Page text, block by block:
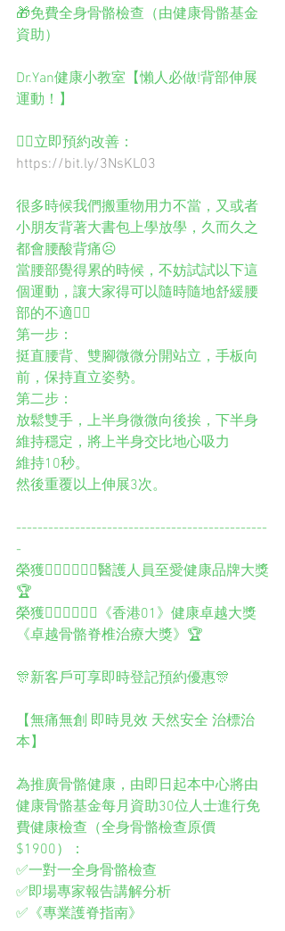
🎁免費全身骨骼檢查（由健康骨骼基金
資助）
Dr.Yan健康小教室【懶人必做!背部伸展
運動！】
👉🏻立即預約改善：
https://bit.ly/3NsKL03
很多時候我們搬重物用力不當，又或者
小朋友背著大書包上學放學，久而久之
都會腰酸背痛☹️
當腰部覺得累的時候，不妨試試以下這
個運動，讓大家得可以隨時隨地舒緩腰
部的不適👍🏼
第一步：
挺直腰背、雙腳微微分開站立，手板向
前，保持直立姿勢。
第二步：
放鬆雙手，上半身微微向後挨，下半身
維持穩定，將上半身交比地心吸力
維持10秒。
然後重覆以上伸展3次。
-----------------------------------------------
-
榮獲👨🏻‍⚕️👩🏻‍⚕️醫護人員至愛健康品牌大獎
🏆
榮獲👨🏻‍⚕️👩🏻‍⚕️《香港01》健康卓越大獎
《卓越骨骼脊椎治療大獎》🏆
🎊新客戶可享即時登記預約優惠🎊
【無痛無創 即時見效 天然安全 治標治
本】
為推廣骨骼健康，由即日起本中心將由
健康骨骼基金每月資助30位人士進行免
費健康檢查（全身骨骼檢查原價
$1900）：
✅一對一全身骨骼檢查
✅即場專家報告講解分析
✅《專業護脊指南》